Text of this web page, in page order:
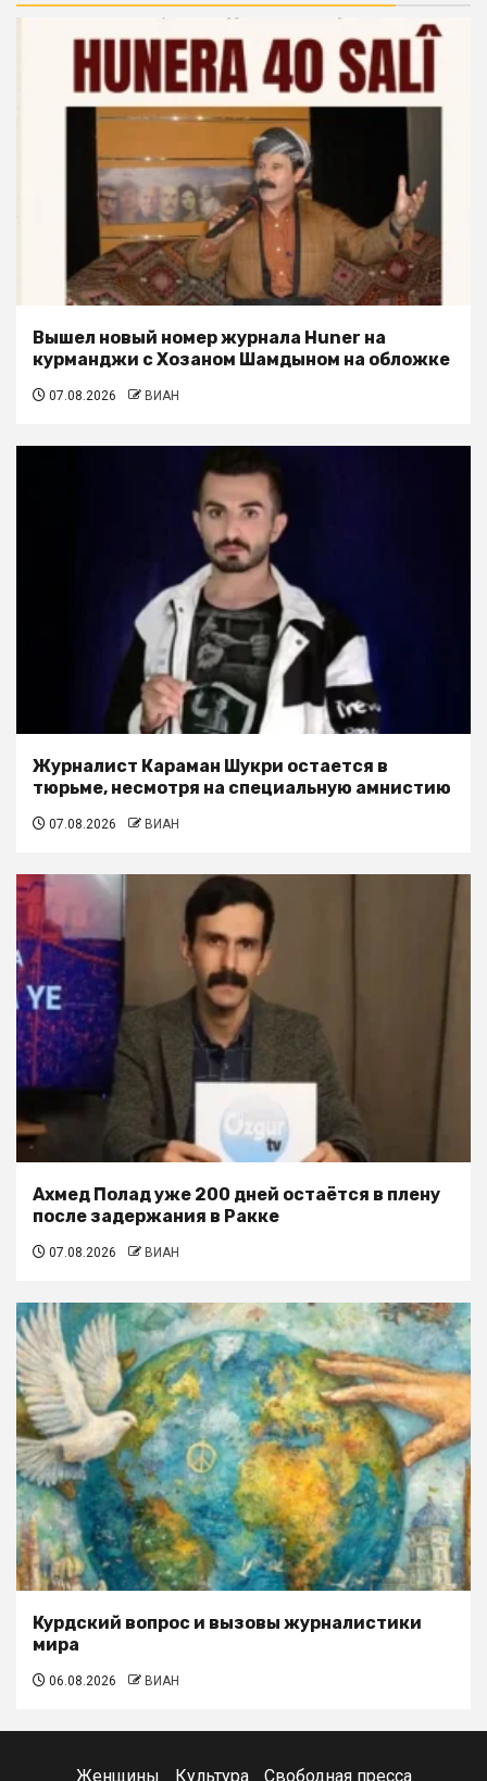
Вышел новый номер журнала Huner на
курманджи с Хозаном Шамдыном на обложке
07.08.2026 ВИАН
Журналист Караман Шукри остается в
тюрьме, несмотря на специальную амнистию
07.08.2026 ВИАН
Ахмед Полад уже 200 дней остаётся в плену
после задержания в Ракке
07.08.2026 ВИАН
Курдский вопрос и вызовы журналистики
мира
06.08.2026 ВИАН
Женщины Культура Свободная пресса